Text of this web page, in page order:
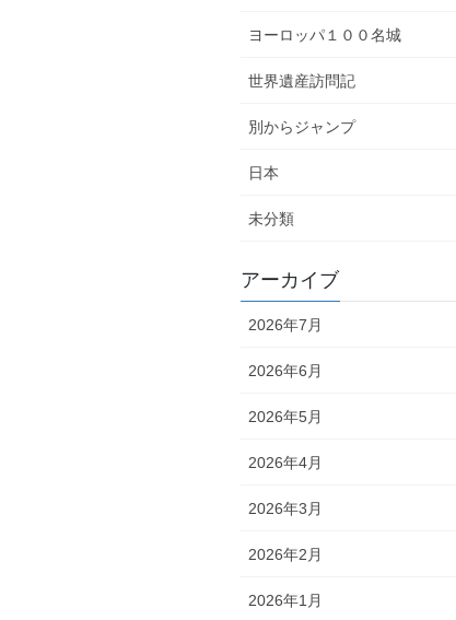
ヨーロッパ１００名城
世界遺産訪問記
別からジャンプ
日本
未分類
アーカイブ
2026年7月
2026年6月
2026年5月
2026年4月
2026年3月
2026年2月
2026年1月